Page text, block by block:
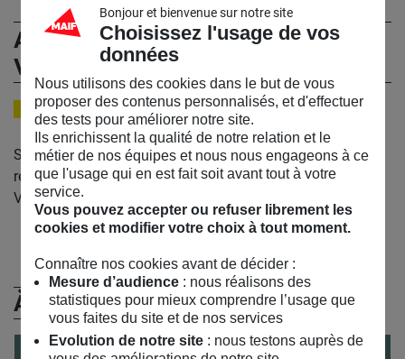
Association Canopée – Forêts
Vivantes
REPRÉSENTANT DE L’ASSOCIATION CANOPÉE - FORÊTS VIVANTES.
Sylvain Angerand ou Klervi Leguenec ou Bruno Doucet,
représentant(e)s de l’association Canopée – Forêts
Vivantes.
À (Re)Découvrir
CONFÉRENCE DÉBAT D'IDÉES ADULTES
Bonjour et bienvenue sur notre site
Choisissez l'usage de vos
données
Nous utilisons des cookies dans le but de vous
proposer des contenus personnalisés, et d'effectuer
des tests pour améliorer notre site.
Ils enrichissent la qualité de notre relation et le
métier de nos équipes et nous nous engageons à ce
que l'usage qui en est fait soit avant tout à votre
service.
Vous pouvez accepter ou refuser librement les
cookies et modifier votre choix à tout moment.
Connaître nos cookies avant de décider :
Mesure d’audience: nous réalisons des
statistiques pour mieux comprendre l’usage que
vous faites du site et de nos services
Evolution de notre site: nous testons auprès de